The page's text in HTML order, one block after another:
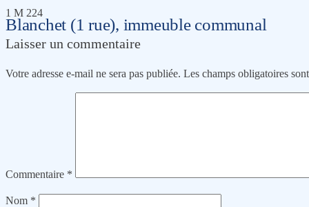
Blanchet (1 rue), immeuble communal
1 M 224
Laisser un commentaire
Votre adresse e-mail ne sera pas publiée. Les champs obligatoires
Commentaire *
Nom *